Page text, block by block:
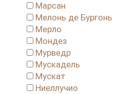
Марсан
Мелонь де Бургонь
Мерло
Мондез
Мурведр
Мускадель
Мускат
Ниеллучио